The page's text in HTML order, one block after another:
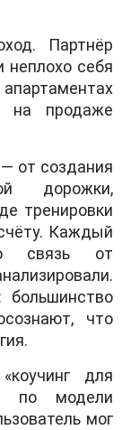
Партнёр
неплохо себя
на продаже
от создания
дорожки,
тренировки
Каждый
связь от
большинство
что
для
по модели
мог